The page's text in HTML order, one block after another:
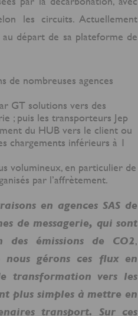
les circuits. Actuellement
départ de sa plateforme de
de nombreuses agences
GT solutions vers des
; puis les transporteurs Jep
du HUB vers le client ou
chargements inférieurs à 1
volumineux, en particulier de
par l’affrètement.
en agences SAS de
de messagerie, qui sont
émissions de CO2,
nous gérons ces flux en
transformation vers les
plus simples à mettre en
transport. Sur ces